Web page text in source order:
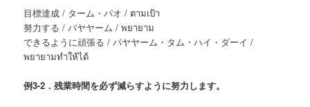
目標達成 / ターム・パオ / ตามเป้า
努力する / パヤヤーム / พยายาม
できるように頑張る / パヤヤーム・タム・ハイ・ダーイ /
พยายามทำให้ได้
例3-2．残業時間を必ず減らすように努力します。